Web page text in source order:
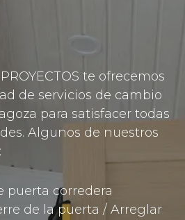
te ofrecemos
de servicios de cambio
para satisfacer todas
Algunos de nuestros
puerta corredera
de la puerta / Arreglar